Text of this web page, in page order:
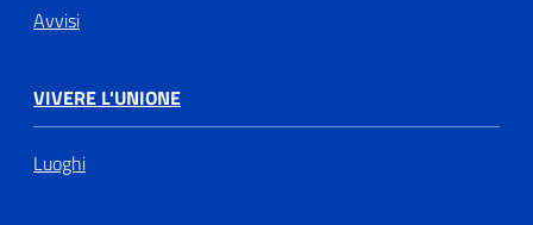
Avvisi
VIVERE L'UNIONE
Luoghi